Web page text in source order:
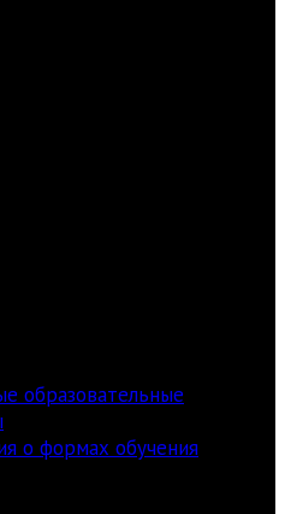
образовательные
о формах обучения